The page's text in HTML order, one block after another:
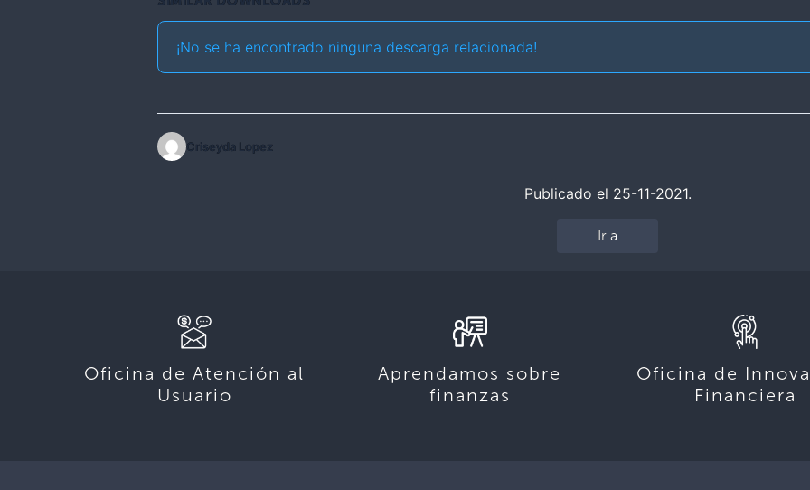
¡No se ha encontrado ninguna descarga relacionada!
Criseyda Lopez
Publicado el 25-11-2021.
Ir a
Oficina de Atención al
Usuario
Aprendamos sobre
finanzas
Oficina de
Financiera